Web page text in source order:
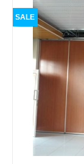
SALE